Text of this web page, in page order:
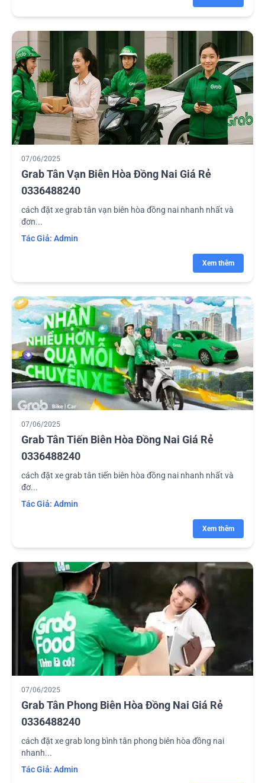
07/06/2025
Grab Tân Vạn Biên Hòa Đồng Nai Giá Rẻ
0336488240
cách đặt xe grab tân vạn biên hòa đồng nai nhanh nhất và
đơn...
Tác Giả: Admin
Xem thêm
07/06/2025
Grab Tân Tiến Biên Hòa Đồng Nai Giá Rẻ
0336488240
cách đặt xe grab tân tiến biên hòa đồng nai nhanh nhất và
đơ...
Tác Giả: Admin
Xem thêm
07/06/2025
Grab Tân Phong Biên Hòa Đồng Nai Giá Rẻ
0336488240
cách đặt xe grab long bình tân phong biên hòa đồng nai
nhanh...
Tác Giả: Admin